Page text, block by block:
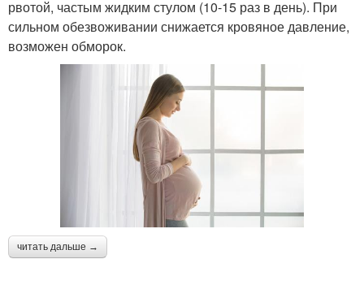
рвотой, частым жидким стулом (10-15 раз в день). При
сильном обезвоживании снижается кровяное давление,
возможен обморок.
читать дальше →